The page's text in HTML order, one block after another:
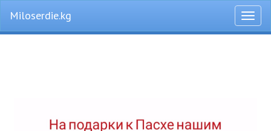
меню
Miloserdie.kg